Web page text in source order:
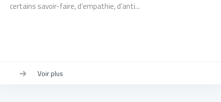
certains savoir-faire, d’empathie, d’anti...
Voir plus